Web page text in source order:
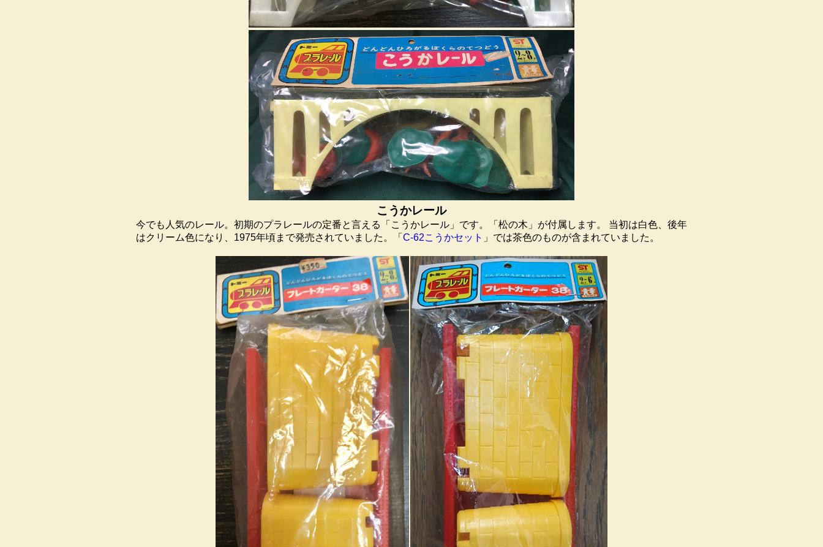
こうかレール
今でも人気のレール。初期のプラレールの定番と言える「こうかレール」です。「松の木」が付属します。 当初は白色、後年
はクリーム色になり、1975年頃まで発売されていました。「 C-62こうかセット 」では茶色のものが含まれていました。